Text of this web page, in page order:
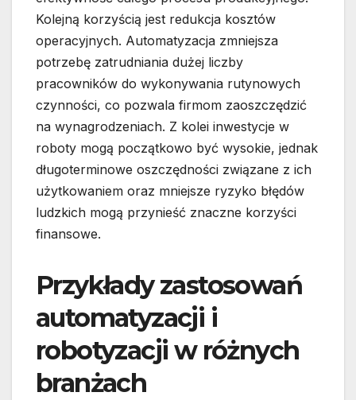
Kolejną korzyścią jest redukcja kosztów
operacyjnych. Automatyzacja zmniejsza
potrzebę zatrudniania dużej liczby
pracowników do wykonywania rutynowych
czynności, co pozwala firmom zaoszczędzić
na wynagrodzeniach. Z kolei inwestycje w
roboty mogą początkowo być wysokie, jednak
długoterminowe oszczędności związane z ich
użytkowaniem oraz mniejsze ryzyko błędów
ludzkich mogą przynieść znaczne korzyści
finansowe.
Przykłady zastosowań
automatyzacji i
robotyzacji w różnych
branżach